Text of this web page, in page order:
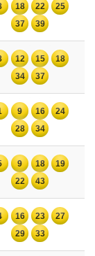
18 22
25
37
39
12 15
18
34
37
9 16
24
28
34
9 18
19
22
43
16 23
27
29
33